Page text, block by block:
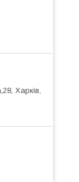
Харків,